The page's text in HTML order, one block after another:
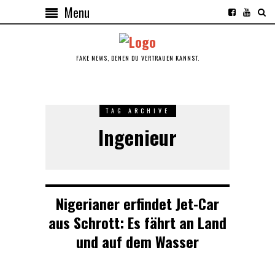
Menu
FAKE NEWS, DENEN DU VERTRAUEN KANNST.
TAG ARCHIVE
Ingenieur
Nigerianer erfindet Jet-Car
aus Schrott: Es fährt an Land
und auf dem Wasser